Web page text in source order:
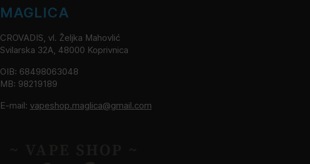
MAGLICA
CROVADIS, vl. Željka Mahovlić
Svilarska 32A, 48000 Koprivnica
OIB: 68498063048
MB: 98219189
E-mail: vapeshop.maglica@gmail.com